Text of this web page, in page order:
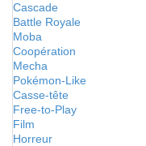
Cascade
Battle Royale
Moba
Coopération
Mecha
Pokémon-Like
Casse-tête
Free-to-Play
Film
Horreur